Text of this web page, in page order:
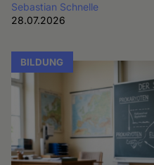
Sebastian Schnelle
28.07.2026
BILDUNG